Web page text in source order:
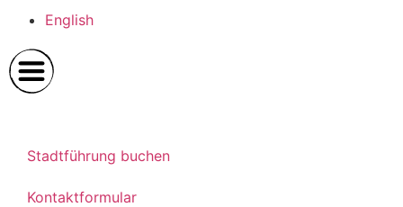
English
Stadtführung buchen
Kontaktformular